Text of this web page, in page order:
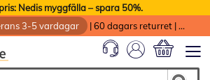
Nedis myggfälla – spara 50%.
3-5 vardagar |60 dagars returret |